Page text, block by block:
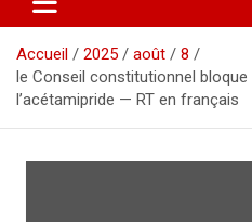
o
n
Accueil 2025 août
8
le Conseil constitutionnel
l’acétamipride — RT en français